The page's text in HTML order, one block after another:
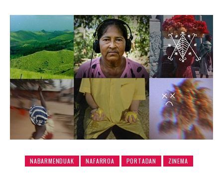
NABARMENDUAK NAFARROA PORTADAN ZINEMA